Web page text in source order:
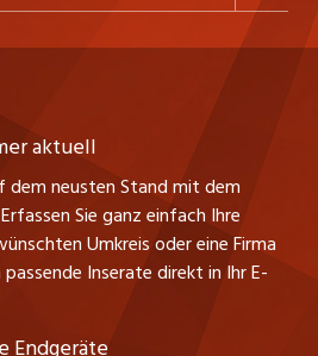
aktuell
dem neusten Stand mit dem
Sie ganz einfach Ihre
Umkreis oder eine Firma
Inserate direkt in Ihr E-
Endgeräte